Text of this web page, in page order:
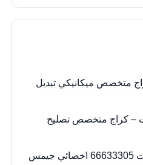
متخصص ميكانيكي تبديل
– كراج متخصص تصليح